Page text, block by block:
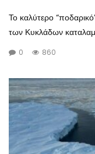
Το καλύτερο
των Κυκλάδων
0 860